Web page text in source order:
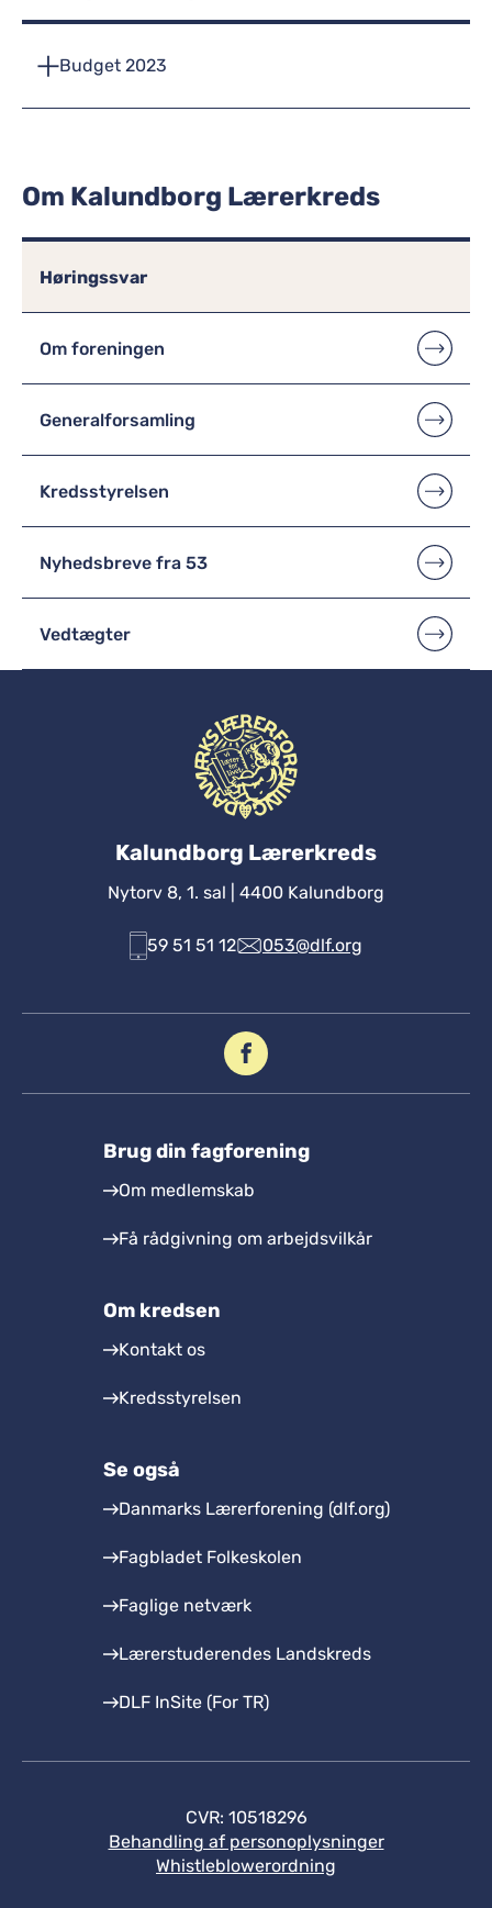
Budget 2023
Om Kalundborg Lærerkreds
Høringssvar
Om foreningen
Generalforsamling
Kredsstyrelsen
Nyhedsbreve fra 53
Vedtægter
Kalundborg Lærerkreds
Nytorv 8, 1. sal | 4400 Kalundborg
59 51 51 12 053@dlf.org
Brug din fagforening
Om medlemskab
Få rådgivning om arbejdsvilkår
Om kredsen
Kontakt os
Kredsstyrelsen
Se også
Danmarks Lærerforening (dlf.org)
Fagbladet Folkeskolen
Faglige netværk
Lærerstuderendes Landskreds
DLF InSite (For TR)
CVR: 10518296
Behandling af personoplysninger
Whistleblowerordning